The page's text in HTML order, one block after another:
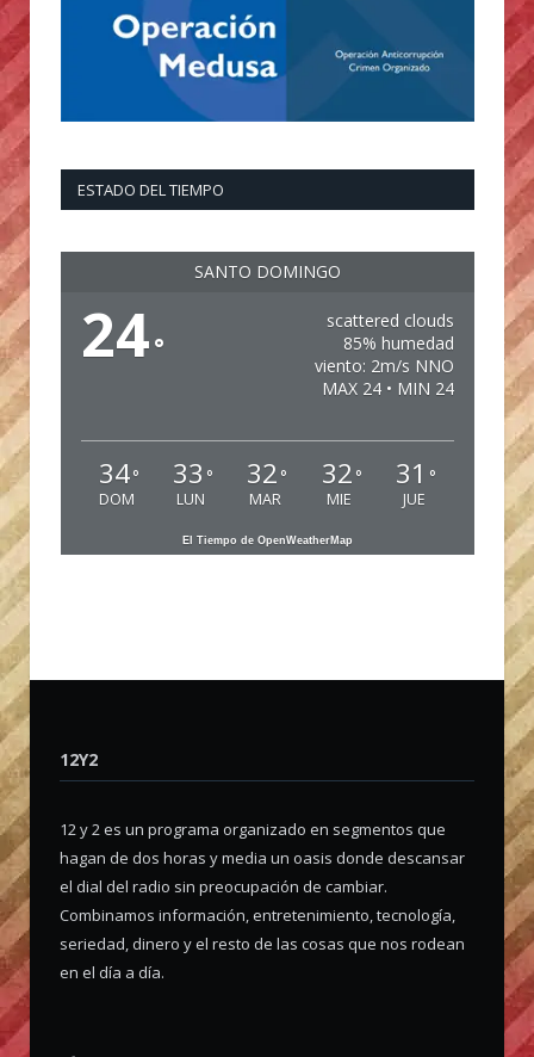
ESTADO DEL TIEMPO
SANTO DOMINGO
24°
scattered clouds
85% humedad
viento: 2m/s NNO
MAX 24 • MIN 24
34°
DOM
33 °
LUN
32 °
MAR
32 °
MIE
31 °
JUE
El Tiempo de OpenWeatherMap
12Y2
12 y 2 es un programa organizado en segmentos que
hagan de dos horas y media un oasis donde descansar
el dial del radio sin preocupación de cambiar.
Combinamos información, entretenimiento, tecnología,
seriedad, dinero y el resto de las cosas que nos rodean
en el día a día.